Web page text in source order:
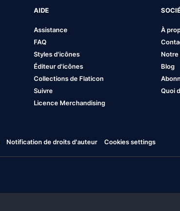
AIDE
Assistance
FAQ
Styles d'icônes
Éditeur d'icônes
Collections de Flaticon
Suivre
Licence Merchandising
À
Blog
Quoi
Notification de droits d'auteur Cookies settings